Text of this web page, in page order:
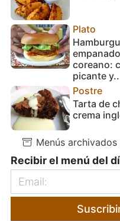
Plato
coreano:
picante
Postre
Tarta de
crema
Menús archivados
Recibir el menú del